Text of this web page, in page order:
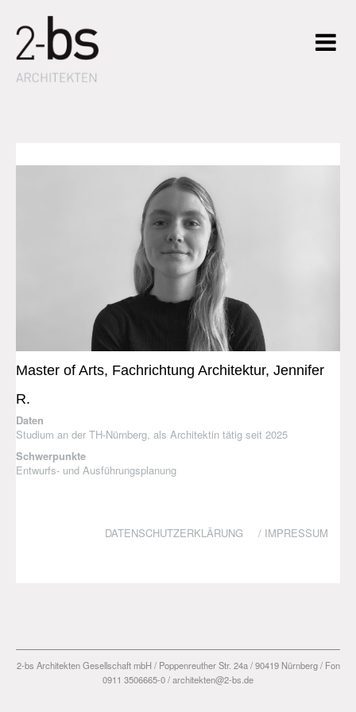
Master of Arts, Fachrichtung Architektur, Jennifer
R.
Daten
Studium an der TH-Nürnberg, als Architektin tätig seit 2025
Schwerpunkte
Entwurfs- und Ausführungsplanung
DATENSCHUTZERKLÄRUNG / IMPRESSUM
2-bs Architekten Gesellschaft mbH / Poppenreuther Str. 24a / 90419 Nürnberg / Fon
0911 3506665-0 / architekten@2-bs.de